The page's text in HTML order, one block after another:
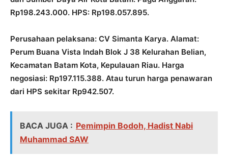
Rp198.243.000. HPS: Rp198.057.895.
Perusahaan pelaksana: CV Simanta Karya. Alamat:
Perum Buana Vista Indah Blok J 38 Kelurahan Belian,
Kecamatan Batam Kota, Kepulauan Riau. Harga
negosiasi: Rp197.115.388. Atau turun harga penawaran
dari HPS sekitar Rp942.507.
BACA JUGA : Pemimpin Bodoh, Hadist Nabi
Muhammad SAW